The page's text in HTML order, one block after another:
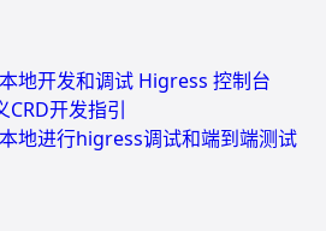
地开发和调试 Higress 控制台
开发指引
地进行higress调试和端到端测试